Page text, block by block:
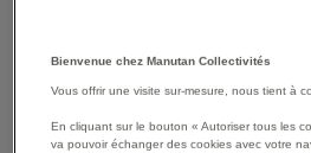
Bienvenue chez Manutan Collectivités
Vous offrir une visite sur-mesure, nous tient à
En cliquant sur le bouton « Autoriser tous les
va pouvoir échanger des cookies avec votre